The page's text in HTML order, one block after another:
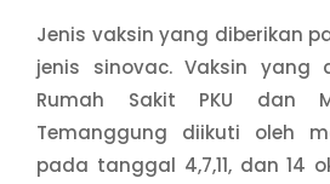
Jenis vaksin yang diberikan
jenis sinovac. Vaksin yang
Rumah Sakit PKU dan
Temanggung diikuti oleh
pada tanggal 4,7,11, dan 14